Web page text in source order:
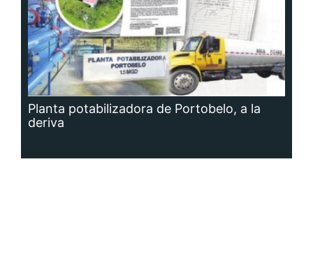
Planta potabilizadora de Portobelo, a la
deriva